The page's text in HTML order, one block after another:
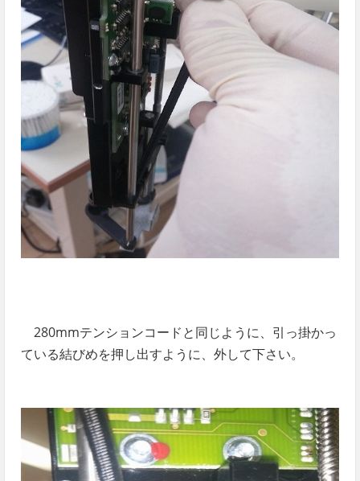
280mmテンションコードと同じように、引っ掛かっ
ている結びめを押し出すように、外して下さい。